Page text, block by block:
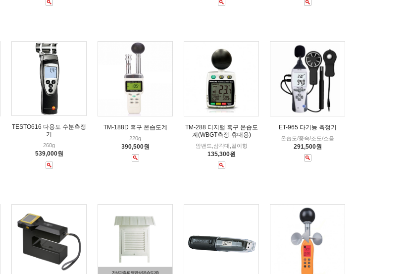
TESTO616 다용도 수분측정
기
260g
539,000원
TM-188D 흑구 온습도계
220g
390,500원
TM-288 디지털 흑구 온습도
계(WBGT측정-휴대용)
암밴드,삼각대,걸이형
135,300원
ET-965 다기능 측정기
온습도/풍속/조도/소음
291,500원